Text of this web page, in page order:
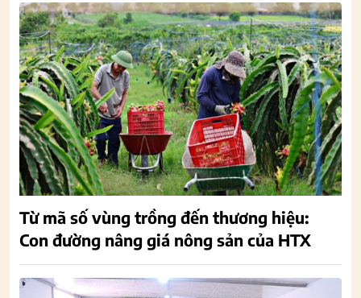
Từ mã số vùng trồng đến thương hiệu:
Con đường nâng giá nông sản của HTX